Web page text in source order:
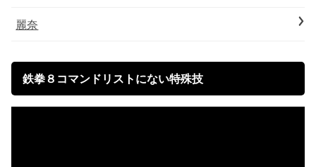
麗奈
鉄拳８コマンドリストにない特殊技